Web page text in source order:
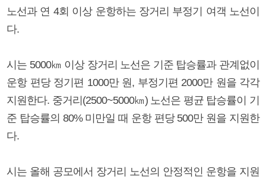
노선과 연 4회 이상 운항하는 장거리 부정기 여객 노선이
다.
시는 5000㎞ 이상 장거리 노선은 기준 탑승률과 관계없이
운항 편당 정기편 1000만 원, 부정기편 2000만 원을 각각
지원한다. 중거리(2500~5000㎞) 노선은 평균 탑승률이 기
준 탑승률의 80% 미만일 때 운항 편당 500만 원을 지원한
다.
시는 올해 공모에서 장거리 노선의 안정적인 운항을 지원